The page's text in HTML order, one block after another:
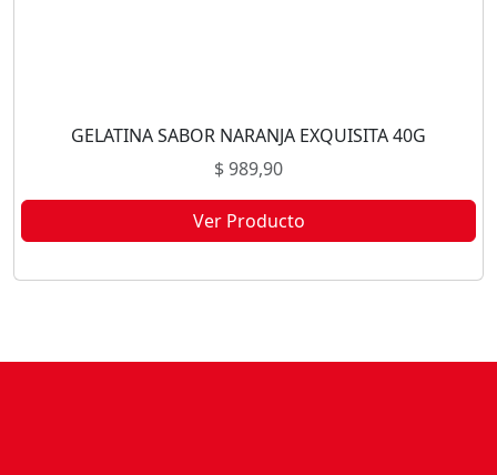
GELATINA SABOR NARANJA EXQUISITA 40G
$989,90
Ver Producto